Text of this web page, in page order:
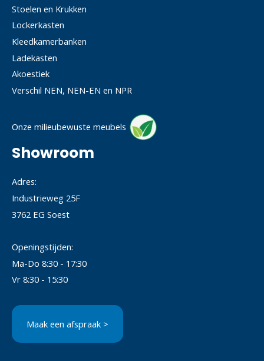
Stoelen en Krukken
Lockerkasten
Kleedkamerbanken
Ladekasten
Akoestiek
Verschil NEN, NEN-EN en NPR
Onze milieubewuste meubels
Showroom
Adres:
Industrieweg 25F
3762 EG Soest
Openingstijden:
Ma-Do 8:30 - 17:30
Vr 8:30 - 15:30
Maak een afspraak >